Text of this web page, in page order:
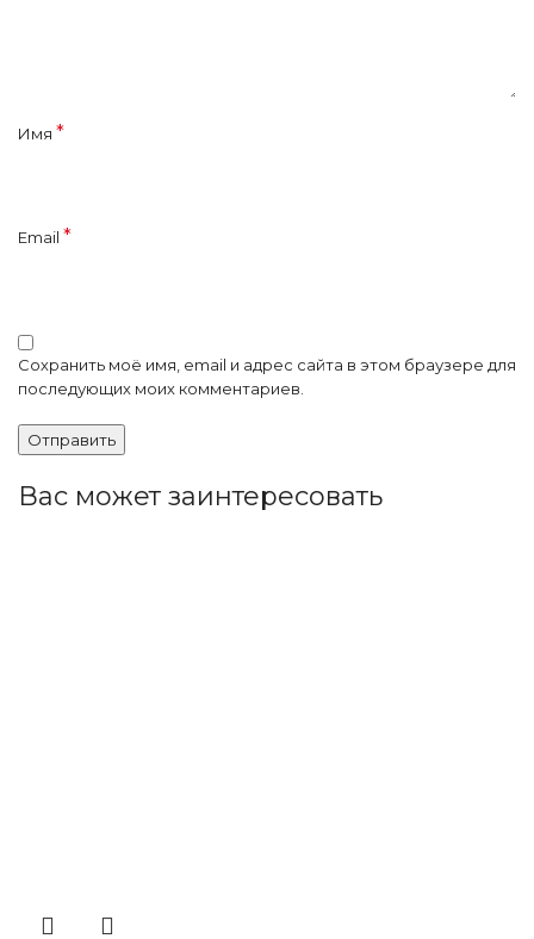
Имя *
Email *
Сохранить моё имя, email и адрес сайта в этом браузере для
последующих моих комментариев.
Вас может заинтересовать